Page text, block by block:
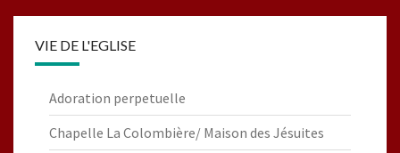
VIE DE L'EGLISE
Adoration perpetuelle
Chapelle La Colombière/ Maison des Jésuites